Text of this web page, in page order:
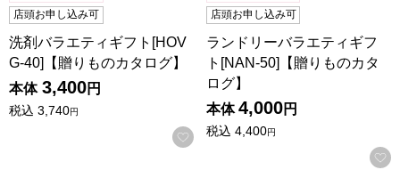
店頭お申し込み可
洗剤バラエティギフト[HOV
G-40]【贈りものカタログ】
本体 3,400円
税込 3,740円
お気に入りに登録する
店頭お申し込み可
ランドリーバラエティギフ
ト[NAN-50]【贈りものカタ
ログ】
本体 4,000円
税込 4,400円